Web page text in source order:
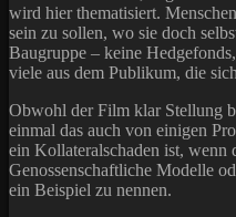
wird hier thematisiert.
sein zu sollen, wo sie doch
Baugruppe – keine
viele aus dem Publikum, die
Obwohl der Film klar Stellung
einmal das auch von einigen
ein Kollateralschaden ist, wenn
Genossenschaftliche Modelle
ein Beispiel zu nennen.